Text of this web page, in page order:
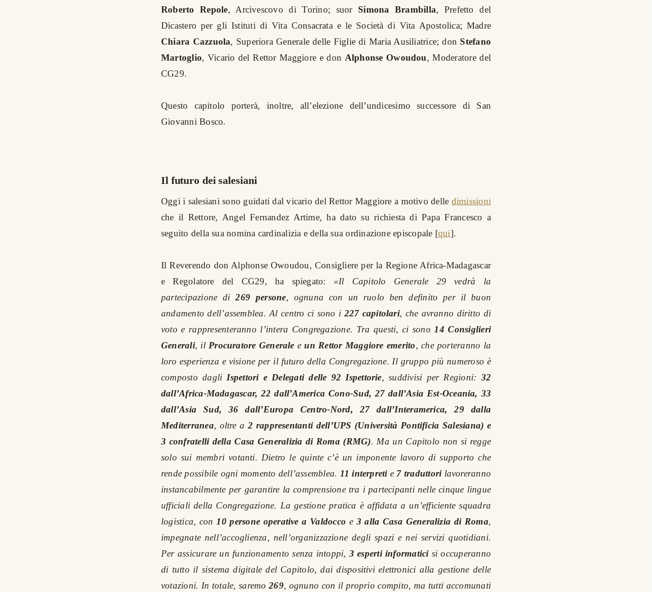
Roberto Repole, Arcivescovo di Torino; suorSimona Brambilla, Prefetto del
Dicastero per gli Istituti di Vita Consacrata e le Società di Vita Apostolica; Madre
Chiara Cazzuola, Superiora Generale delle Figlie di Maria Ausiliatrice; don Stefano
Martoglio, Vicario del Rettor Maggiore e don Alphonse Owoudou, Moderatore del
CG29.
Questo capitolo porterà, inoltre, all’elezione dell’undicesimo successore di San
Giovanni Bosco.
Il futuro dei salesiani
Oggi i salesiani sono guidati dal vicario del Rettor Maggiore a motivo delle dimissioni
che il Rettore, Angel Fernandez Artime, ha dato su richiesta di Papa Francesco a
seguito della sua nomina cardinalizia e della sua ordinazione episcopale [qui​].
Il Reverendo don Alphonse Owoudou, Consigliere per la Regione Africa-Madagascar
e Regolatore del CG29, ha spiegato: «Il Capitolo Generale 29 vedrà la
partecipazione di 269 persone, ognuna con un ruolo ben definito per il buon
andamento dell’assemblea. Al centro ci sono i 227 capitolari, che avranno diritto di
voto e rappresenteranno l’intera Congregazione. Tra questi, ci sono 14 Consiglieri
Generali, il Procuratore Generale e un Rettor Maggiore emerito, che porteranno la
loro esperienza e visione per il futuro della Congregazione. Il gruppo più numeroso è
composto dagli Ispettori e Delegati delle 92 Ispettorie, suddivisi per Regioni: 32
dall’Africa-Madagascar, 22 dall’America Cono-Sud, 27 dall’Asia Est-Oceania, 33
dall’Asia Sud, 36 dall’Europa Centro-Nord, 27 dall’Interamerica, 29 dalla
Mediterranea, oltre a 2 rappresentanti dell’UPS (Università Pontificia Salesiana) e
3 confratelli della Casa Generalizia di Roma (RMG). Ma un Capitolo non si regge
solo sui membri votanti. Dietro le quinte c’è un imponente lavoro di supporto che
rende possibile ogni momento dell’assemblea. 11 interpreti e 7 traduttori lavoreranno
instancabilmente per garantire la comprensione tra i partecipanti nelle cinque lingue
ufficiali della Congregazione. La gestione pratica è affidata a un’efficiente squadra
logistica, con 10 persone operative a Valdocco e 3 alla Casa Generalizia di Roma,
impegnate nell’accoglienza, nell’organizzazione degli spazi e nei servizi quotidiani.
Per assicurare un funzionamento senza intoppi, 3 esperti informatici si occuperanno
di tutto il sistema digitale del Capitolo, dai dispositivi elettronici alla gestione delle
votazioni. In totale, saremo 269, ognuno con il proprio compito, ma tutti accomunati